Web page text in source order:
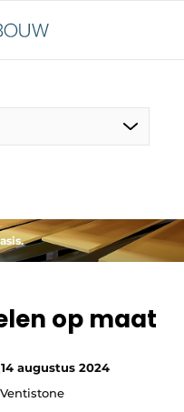
op maat
14 augustus 2024